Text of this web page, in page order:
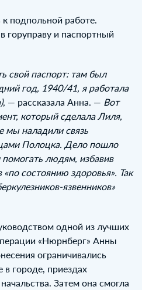
подпольной работе.
горуправу и паспортный
свой паспорт: там был
год, 1940/41, я работала
, — рассказала Анна. — Вот
который сделала Лиля,
мы наладили связь
Полоцка. Дело пошло
людям, избавив
состоянию здоровья». Так
язвенников»
одной из лучших
«Нюрнберг» Анны
ограничивались
в городе, приездах
Затем она смогла